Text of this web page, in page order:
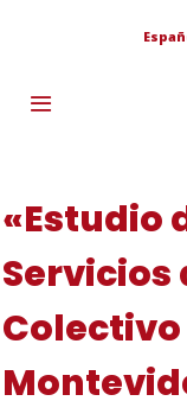
«Estudio
Servicios